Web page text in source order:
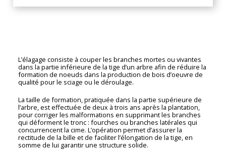
L’élagage consiste à couper les branches mortes ou vivantes
dans la partie inférieure de la tige d’un arbre afin de réduire la
formation de noeuds dans la production de bois d’oeuvre de
qualité pour le sciage ou le déroulage.
La taille de formation, pratiquée dans la partie supérieure de
l’arbre, est effectuée de deux à trois ans après la plantation,
pour corriger les malformations en supprimant les branches
qui déforment le tronc : fourches ou branches latérales qui
concurrencent la cime. L’opération permet d’assurer la
rectitude de la bille et de faciliter l’élongation de la tige, en
somme de lui garantir une structure solide.